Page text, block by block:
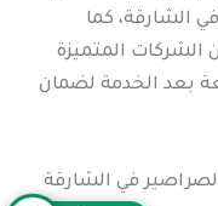
الشارقة، كما
الشركات المتميزة
بعد الخدمة لضمان
في الشارقة